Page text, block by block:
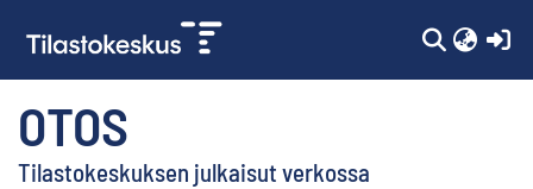
OTOS
Tilastokeskuksen julkaisut verkossa